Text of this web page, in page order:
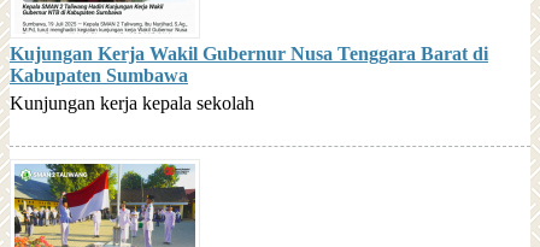
Kujungan Kerja Wakil Gubernur Nusa Tenggara Barat di
Kabupaten Sumbawa
Kunjungan kerja kepala sekolah